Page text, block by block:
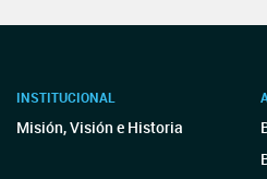
INSTITUCIONAL
Misión, Visión e Historia